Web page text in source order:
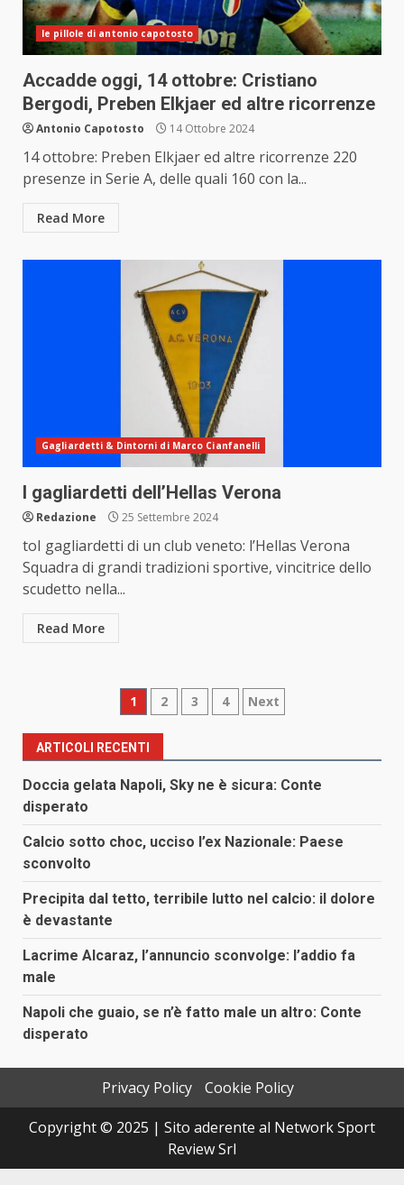
le pillole di antonio capotosto
Accadde oggi, 14 ottobre: Cristiano
Bergodi, Preben Elkjaer ed altre ricorrenze
Antonio Capotosto 14 Ottobre 2024
14 ottobre: Preben Elkjaer ed altre ricorrenze 220
presenze in Serie A, delle quali 160 con la...
Read More
Gagliardetti & Dintorni di Marco Cianfanelli
I gagliardetti dell’Hellas Verona
Redazione 25 Settembre 2024
toI gagliardetti di un club veneto: l’Hellas Verona
Squadra di grandi tradizioni sportive, vincitrice dello
scudetto nella...
Read More
Paginazione
degli
articoli
1 2 3 4 Next
ARTICOLI RECENTI
Doccia gelata Napoli, Sky ne è sicura: Conte
disperato
Calcio sotto choc, ucciso l’ex Nazionale: Paese
sconvolto
Precipita dal tetto, terribile lutto nel calcio: il dolore
è devastante
Lacrime Alcaraz, l’annuncio sconvolge: l’addio fa
male
Napoli che guaio, se n’è fatto male un altro: Conte
disperato
Privacy Policy
Cookie Policy
Copyright © 2025 | Sito aderente al Network Sport
Review Srl